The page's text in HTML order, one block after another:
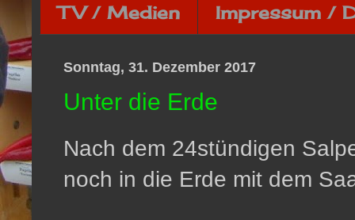
TV / Medien Impressum /
Sonntag, 31. Dezember 2017
Unter die Erde
Nach dem 24stündigen
noch in die Erde mit dem